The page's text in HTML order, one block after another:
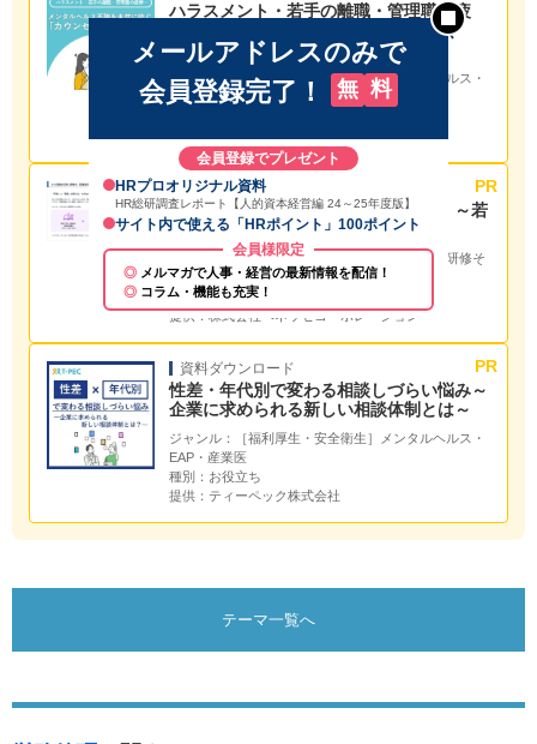
ハラスメント・若手の離職・管理職の疲
弊… メンタルヘルス不調を未然に防ぐ
「カウンセリングの効果」
ジャンル：［福利厚生・安全衛生］メンタルヘルス・
EAP・産業医
資料ダウンロード
「優秀層の離職と伸び悩み」を解決！～若
手が辞めない育成とは～
［人材育成・研修全般］人材育成・研修そ
の他
種別：お役立ち
提供：株式会社ベネッセコーポレーション
資料ダウンロード
性差・年代別で変わる相談しづらい悩み～
企業に求められる新しい相談体制とは～
ジャンル：
［福利厚生・安全衛生］メンタルヘルス・
EAP・産業医
種別： お役立ち
提供： ティーペック株式会社
テーマ一覧へ
メールアドレスのみで
会員登録完了！
無 料
会員登録でプレゼント
HRプロオリジナル資料
HR総研調査レポート【人的資本経営編 24～25年度版】
サイト内で使える「HRポイント」100ポイント
会員様限定
メルマガで人事・経営の最新情報を配信！
コラム・機能も充実！